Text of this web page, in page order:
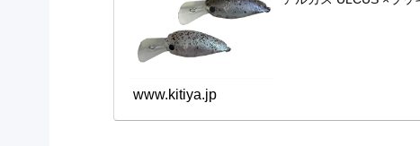
www.kitiya.jp